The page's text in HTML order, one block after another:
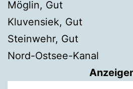
Möglin, Gut
Kluvensiek, Gut
Steinwehr, Gut
Nord-Ostsee-Kanal